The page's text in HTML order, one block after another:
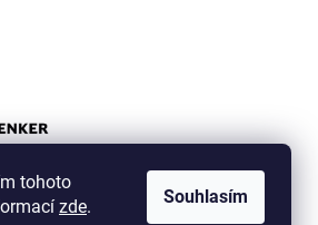
tohoto
zde. Souhlasím